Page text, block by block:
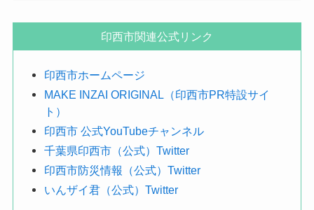
す
印西市関連公式リンク
印西市ホームページ
MAKE INZAI ORIGINAL（印西市PR特設サイ
ト）
印西市 公式YouTubeチャンネル
千葉県印西市（公式）Twitter
印西市防災情報（公式）Twitter
いんザイ君（公式）Twitter